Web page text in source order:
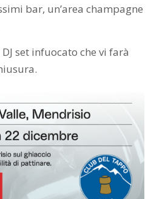
bar, un’area champagne
set infuocato che vi farà